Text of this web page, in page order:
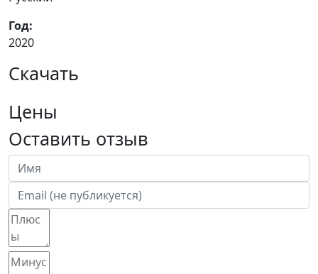
Год:
2020
Скачать
Цены
Оставить отзыв